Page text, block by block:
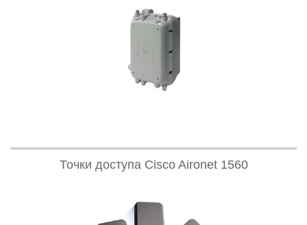
Точки доступа Cisco Aironet 1560